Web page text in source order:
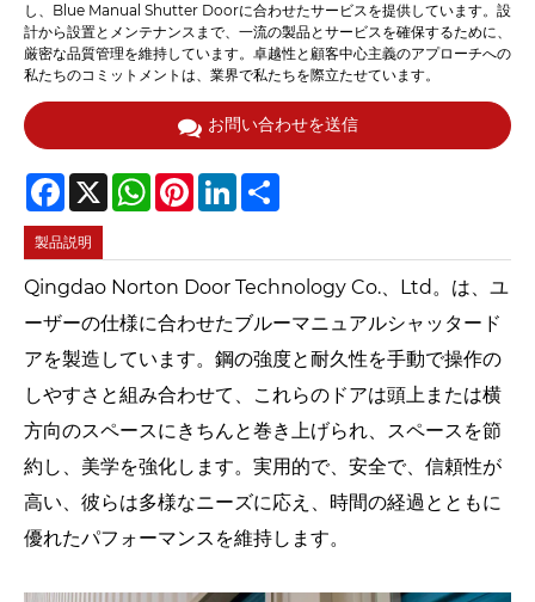
し、Blue Manual Shutter Doorに合わせたサービスを提供しています。設
計から設置とメンテナンスまで、一流の製品とサービスを確保するために、
厳密な品質管理を維持しています。卓越性と顧客中心主義のアプローチへの
私たちのコミットメントは、業界で私たちを際立たせています。
お問い合わせを送信
Facebook
X WhatsAppPinterestLinkedIn
製品説明
Qingdao Norton Door Technology Co.、Ltd。は、ユ
ーザーの仕様に合わせたブルーマニュアルシャッタード
アを製造しています。鋼の強度と耐久性を手動で操作の
しやすさと組み合わせて、これらのドアは頭上または横
方向のスペースにきちんと巻き上げられ、スペースを節
約し、美学を強化します。実用的で、安全で、信頼性が
高い、彼らは多様なニーズに応え、時間の経過とともに
優れたパフォーマンスを維持します。